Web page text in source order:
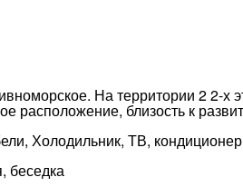
На территории 2 2-х
близость к
Холодильник, ТВ,
беседка